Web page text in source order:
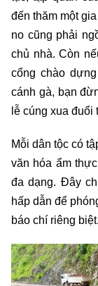
đến thăm một
no cũng phải
chủ nhà. Còn
cổng chào
cánh gà, bạn
lễ cúng xua
Mỗi dân tộc có
văn hóa ẩm
đa dạng. Đây
hấp dẫn để
báo chí riêng biệt.